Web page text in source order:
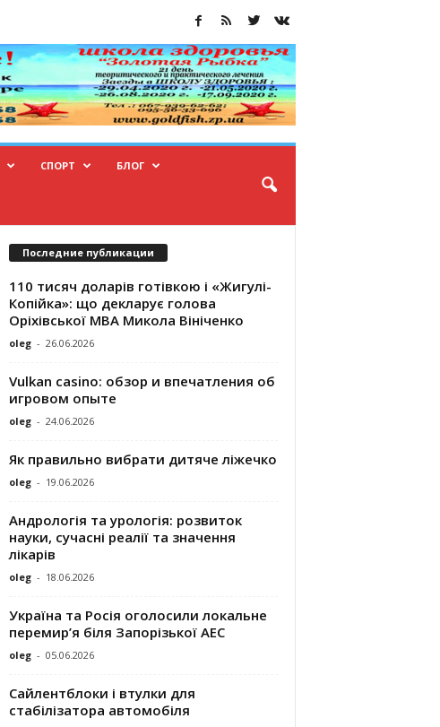
СПОРТ БЛОГ
Последние публикации
110 тисяч доларів готівкою і «Жигулі-
Копійка»: що декларує голова
Оріхівської МВА Микола Вініченко
oleg - 26.06.2026
Vulkan casino: обзор и впечатления об
игровом опыте
oleg - 24.06.2026
Як правильно вибрати дитяче ліжечко
oleg - 19.06.2026
Андрологія та урологія: розвиток
науки, сучасні реалії та значення
лікарів
oleg - 18.06.2026
Україна та Росія оголосили локальне
перемир’я біля Запорізької АЕС
oleg - 05.06.2026
Сайлентблоки і втулки для
стабілізатора автомобіля